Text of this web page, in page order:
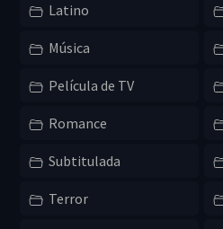
Latino
Música
Película de TV
Romance
Subtitulada
Terror